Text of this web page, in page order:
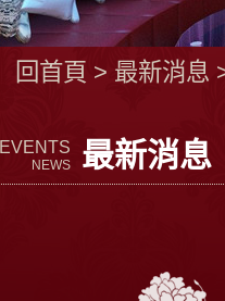
回首頁 > 最新消息
EVENTS
NEWS 最新消息